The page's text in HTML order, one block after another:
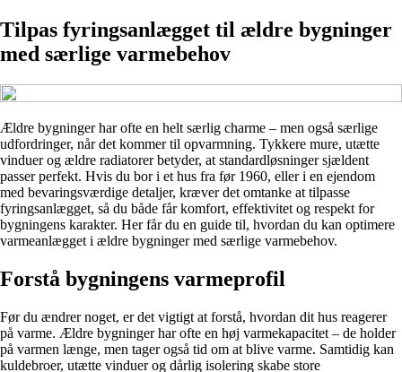
Tilpas fyringsanlægget til ældre bygninger
med særlige varmebehov
Ældre bygninger har ofte en helt særlig charme – men også særlige
udfordringer, når det kommer til opvarmning. Tykkere mure, utætte
vinduer og ældre radiatorer betyder, at standardløsninger sjældent
passer perfekt. Hvis du bor i et hus fra før 1960, eller i en ejendom
med bevaringsværdige detaljer, kræver det omtanke at tilpasse
fyringsanlægget, så du både får komfort, effektivitet og respekt for
bygningens karakter. Her får du en guide til, hvordan du kan optimere
varmeanlægget i ældre bygninger med særlige varmebehov.
Forstå bygningens varmeprofil
Før du ændrer noget, er det vigtigt at forstå, hvordan dit hus reagerer
på varme. Ældre bygninger har ofte en høj varmekapacitet – de holder
på varmen længe, men tager også tid om at blive varme. Samtidig kan
kuldebroer, utætte vinduer og dårlig isolering skabe store